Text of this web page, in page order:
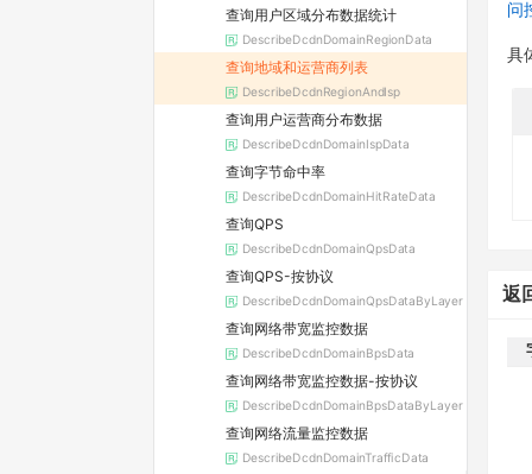
查询用户区域分布数据统计
DescribeDcdnDomainRegionData
查询地域和运营商列表
DescribeDcdnRegionAndIsp
查询用户运营商分布数据
DescribeDcdnDomainIspData
查询字节命中率
DescribeDcdnDomainHitRateData
查询QPS
DescribeDcdnDomainQpsData
查询QPS-按协议
DescribeDcdnDomainQpsDataByLayer
查询网络带宽监控数据
DescribeDcdnDomainBpsData
查询网络带宽监控数据-按协议
DescribeDcdnDomainBpsDataByLayer
查询网络流量监控数据
DescribeDcdnDomainTrafficData
问
具
返